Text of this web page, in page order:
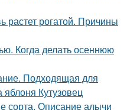
растет рогатой. Причины
Когда делать осеннюю
Подходящая для
Кутузовец
сорта. Описание алычи